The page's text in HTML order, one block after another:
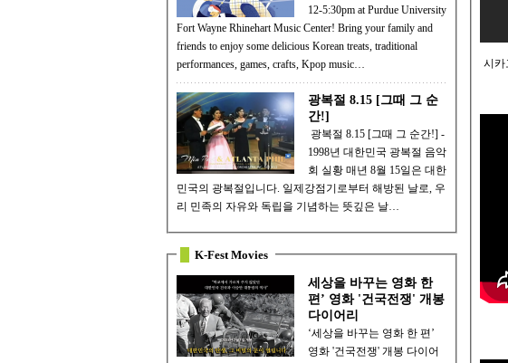
12-5:30pm at Purdue University
Fort Wayne Rhinehart Music Center! Bring your family and
friends to enjoy some delicious Korean treats, traditional
performances, games, crafts, Kpop music…
광복절 8.15 [그때 그 순
간!]
1998년 대한민국 광복절 음악
회 실황 매년 8월 15일은 대한
민국의 광복절입니다. 일제강점기로부터 해방된 날로, 우
리 민족의 자유와 독립을 기념하는 뜻깊은 날…
K-Fest Movies
세상을 바꾸는 영화 한
편’ 영화 '건국전쟁' 개봉
다이어리
‘세상을 바꾸는 영화 한 편’
영화 '건국전쟁' 개봉 다이어
시카